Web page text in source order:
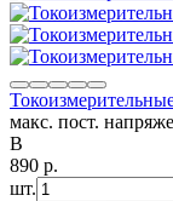
мaкс. пост.
В
890 p.
шт.